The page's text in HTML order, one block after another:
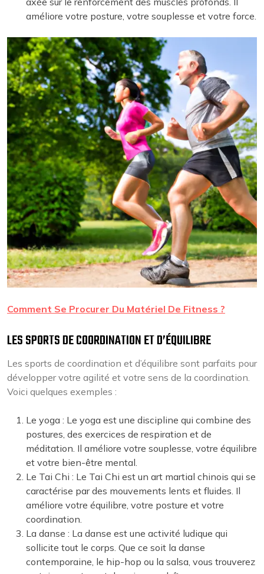
améliore votre posture, votre souplesse et votre force.
Comment Se Procurer Du Matériel De Fitness ?
LES SPORTS DE COORDINATION ET D’ÉQUILIBRE
Les sports de coordination et d’équilibre sont parfaits pour
développer votre agilité et votre sens de la coordination.
Voici quelques exemples :
Le yoga : Le yoga est une discipline qui combine des
postures, des exercices de respiration et de
méditation. Il améliore votre souplesse, votre équilibre
et votre bien-être mental.
Le Tai Chi : Le Tai Chi est un art martial chinois qui se
caractérise par des mouvements lents et fluides. Il
améliore votre équilibre, votre posture et votre
coordination.
La danse : La danse est une activité ludique qui
sollicite tout le corps. Que ce soit la danse
contemporaine, le hip-hop ou la salsa, vous trouverez